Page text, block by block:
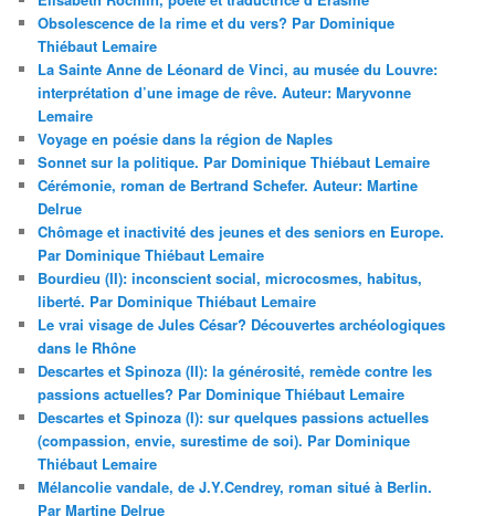
Obsolescence de la rime et du vers? Par Dominique
Thiébaut Lemaire
La Sainte Anne de Léonard de Vinci, au musée du Louvre:
interprétation d’une image de rêve. Auteur: Maryvonne
Lemaire
Voyage en poésie dans la région de Naples
Sonnet sur la politique. Par Dominique Thiébaut Lemaire
Cérémonie, roman de Bertrand Schefer. Auteur: Martine
Delrue
Chômage et inactivité des jeunes et des seniors en Europe.
Par Dominique Thiébaut Lemaire
Bourdieu (II): inconscient social, microcosmes, habitus,
liberté. Par Dominique Thiébaut Lemaire
Le vrai visage de Jules César? Découvertes archéologiques
dans le Rhône
Descartes et Spinoza (II): la générosité, remède contre les
passions actuelles? Par Dominique Thiébaut Lemaire
Descartes et Spinoza (I): sur quelques passions actuelles
(compassion, envie, surestime de soi). Par Dominique
Thiébaut Lemaire
Mélancolie vandale, de J.Y.Cendrey, roman situé à Berlin.
Par Martine Delrue